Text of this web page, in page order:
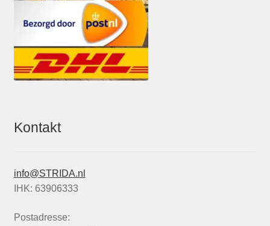
Kontakt
info@STRIDA.nl
IHK: 63906333
Postadresse: